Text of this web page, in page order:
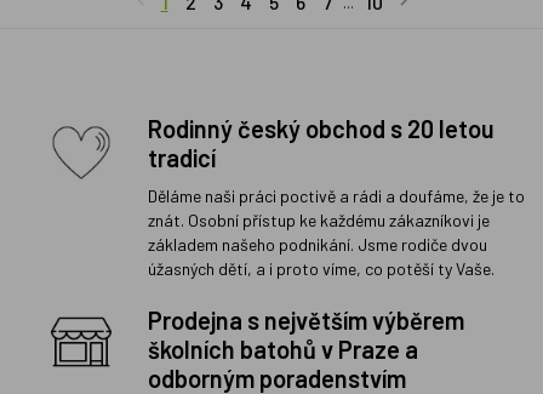
Rodinný český obchod s 20 letou
tradicí
Děláme naši práci poctivě a rádi a doufáme, že je to
znát. Osobní přístup ke každému zákazníkovi je
základem našeho podnikání. Jsme rodiče dvou
úžasných dětí, a i proto víme, co potěší ty Vaše.
Prodejna s největším výběrem
školních batohů v Praze a
odborným poradenstvím